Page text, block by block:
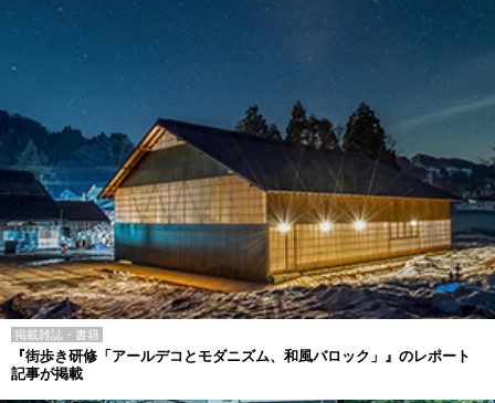
掲載雑誌・書籍
『街歩き研修「アールデコとモダニズム、和風バロック」』のレポート
記事が掲載